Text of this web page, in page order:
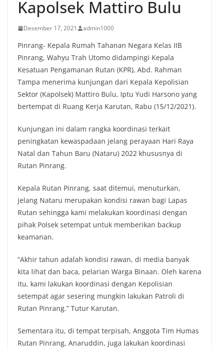
Kapolsek Mattiro Bulu
Desember 17, 2021 admin1000
Pinrang- Kepala Rumah Tahanan Negara Kelas IIB
Pinrang, Wahyu Trah Utomo didampingi Kepala
Kesatuan Pengamanan Rutan (KPR), Abd. Rahman
Tampa menerima kunjungan dari Kepala Kepolisian
Sektor (Kapolsek) Mattiro Bulu, Iptu Yudi Harsono yang
bertempat di Ruang Kerja Karutan, Rabu (15/12/2021).
Kunjungan ini dalam rangka koordinasi terkait
peningkatan kewaspadaan jelang perayaan Hari Raya
Natal dan Tahun Baru (Nataru) 2022 khususnya di
Rutan Pinrang.
Kepala Rutan Pinrang, saat ditemui, menuturkan,
jelang Nataru merupakan kondisi rawan bagi Lapas
Rutan sehingga kami melakukan koordinasi dengan
pihak Polsek setempat untuk memberikan backup
keamanan.
“Akhir tahun adalah kondisi rawan, di media banyak
kita lihat dan baca, pelarian Warga Binaan. Oleh karena
itu, kami lakukan koordinasi dengan Kepolisian
setempat agar sesering mungkin lakukan Patroli di
Rutan Pinrang.” Tutur Karutan.
Sementara itu, di tempat terpisah, Anggota Tim Humas
Rutan Pinrang, Anaruddin, juga lakukan koordinasi